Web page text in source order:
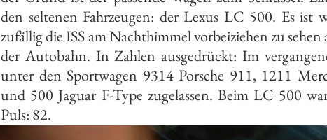
den seltenen Fahrzeugen: der Lexus LC 500. Es ist
zufällig die ISS am Nachthimmel vorbeiziehen zu
der Autobahn. In Zahlen ausgedrückt: Im
unter den Sportwagen 9314 Porsche 911, 1211
und 500 Jaguar F-Type zugelassen. Beim LC 500
Puls: 82.